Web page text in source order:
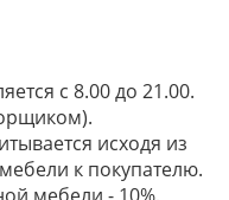
с 8.00 до 21.00.
исходя из
к покупателю.